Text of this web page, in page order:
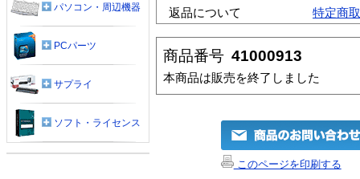
返品について
特定商
商品番号 41000913
本商品は販売を終了しました
このページを印刷する
パソコン・周辺機器
PCパーツ
サプライ
ソフト・ライセンス